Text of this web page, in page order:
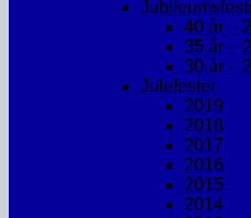
40 år –
35 år –
30 år –
Julefester
2019
2018
2017
2016
2015
2014